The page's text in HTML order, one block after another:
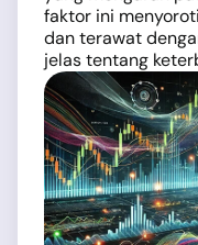
faktor ini
dan terawat
jelas tentang